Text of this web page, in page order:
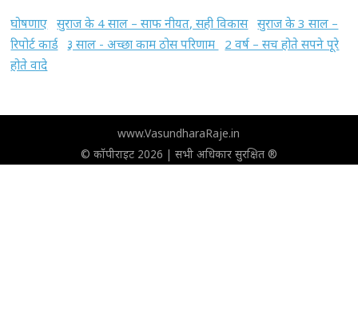
घोषणाए सुराज के 4 साल – साफ नीयत, सही विकास सुराज के 3 साल –
रिपोर्ट कार्ड
३ साल - अच्छा काम ठोस परिणाम
2 वर्ष – सच होते सपने पूरे
होते वादे
www.VasundharaRaje.in
© कॉपीराइट 2026 | सभी अधिकार सुरक्षित ®